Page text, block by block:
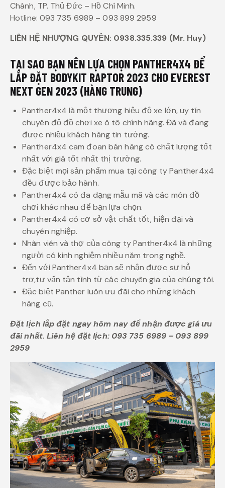
Chánh, TP. Thủ Đức – Hồ Chí Minh.
Hotline: 093 735 6989 – 093 899 2959
LIÊN HỆ NHƯỢNG QUYỀN: 0938.335.339 (Mr. Huy)
TẠI SAO BẠN NÊN LỰA CHỌN PANTHER4X4 ĐỂ
LẮP ĐẶT BODYKIT RAPTOR 2023 CHO EVEREST
NEXT GEN 2023 (HÀNG TRUNG)
Panther4x4 là một thương hiệu độ xe lớn, uy tín
chuyên độ đồ chơi xe ô tô chính hãng. Đã và đang
được nhiều khách hàng tin tưởng.
Panther4x4 cam đoan bán hàng có chất lượng tốt
nhất với giá tốt nhất thị trường.
Đặc biệt mọi sản phẩm mua tại công ty Panther4x4
đều được bảo hành.
Panther4x4 có đa dạng mẫu mã và các món đồ
chơi khác nhau để bạn lựa chọn.
Panther4x4 có cơ sở vật chất tốt, hiện đại và
chuyên nghiệp.
Nhân viên và thợ của công ty Panther4x4 là những
người có kinh nghiệm nhiều năm trong nghề.
Đến với Panther4x4 bạn sẽ nhận được sự hỗ
trợ,tư vấn tận tình từ các chuyên gia của chúng tôi.
Đặc biệt Panther luôn ưu đãi cho những khách
hàng cũ.
Đặt lịch lắp đặt ngay hôm nay để nhận được giá ưu
đãi nhất. Liên hệ đặt lịch: 093 735 6989 – 093 899
2959